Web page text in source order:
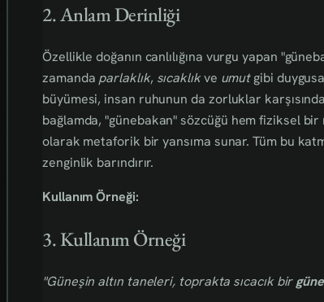
2. Anlam Derinliği
Özellikle doğanın canlılığına vurgu yapan
zamanda parlaklık, sıcaklıkve umutgibi
büyümesi, insan ruhunun da zorluklar
bağlamda, "günebakan" sözcüğü hem fiziksel
olarak metaforik bir yansıma sunar. Tüm bu
zenginlik barındırır.
Kullanım Örneği:
3. Kullanım Örneği
"Güneşin altın taneleri, toprakta sıcacık bir